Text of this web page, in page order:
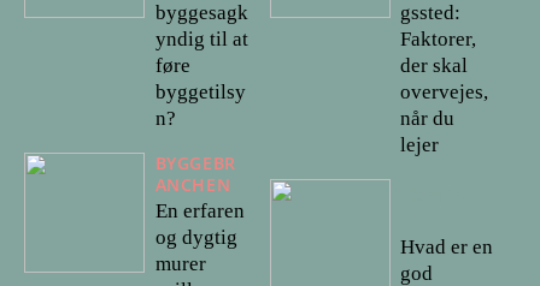
byggesagk
yndig til at
føre
byggetilsy
n?
BYGGEBR
ANCHEN
En erfaren
og dygtig
murer
gssted:
Faktorer,
der skal
overvejes,
når du
lejer
Hvad er en
god